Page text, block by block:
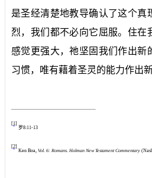
是圣经清楚地教导确认了这个真
烈，我们都不必向它屈服。住在
感觉更强大，祂坚固我们作出新
习惯，唯有藉着圣灵的能力作出
[1]
罗8:11-13
[2]
Ken Boa, Vol. 6: Romans. Holman New Testament Commentary